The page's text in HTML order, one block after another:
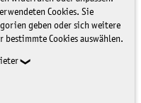
Cookies. Sie
geben oder sich weitere
Cookies auswählen.